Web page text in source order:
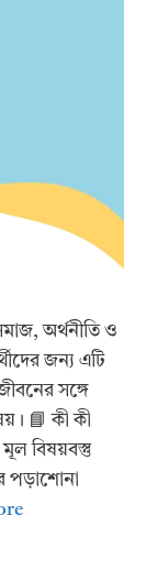
অর্থনীতি ও
জন্য এটি
সঙ্গে
📘 কী কী
বিষয়বস্তু
পড়াশোনা